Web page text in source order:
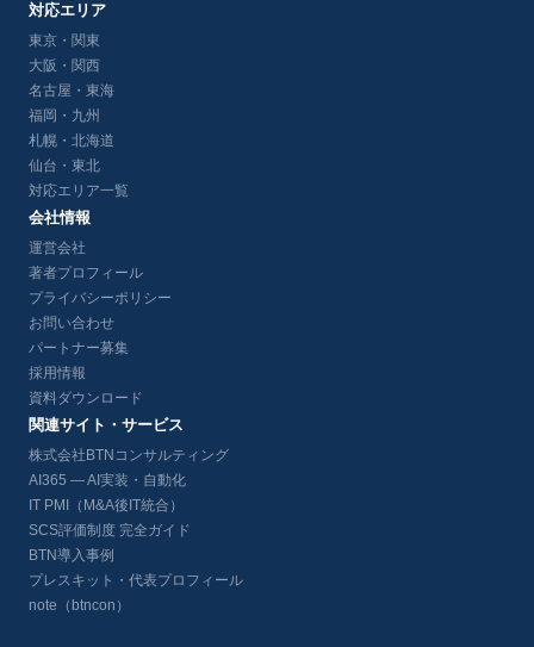
対応エリア
東京・関東
大阪・関西
名古屋・東海
福岡・九州
札幌・北海道
仙台・東北
対応エリア一覧
会社情報
運営会社
著者プロフィール
プライバシーポリシー
お問い合わせ
パートナー募集
採用情報
資料ダウンロード
関連サイト・サービス
株式会社BTNコンサルティング
AI365 — AI実装・自動化
IT PMI（M&A後IT統合）
SCS評価制度 完全ガイド
BTN導入事例
プレスキット・代表プロフィール
note（btncon）